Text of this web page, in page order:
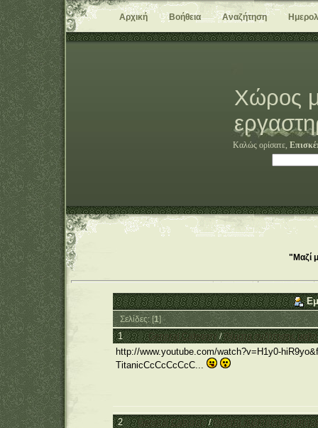
Αρχική Βοήθεια Αναζήτηση
Χώρος
Καλώς ορίσατε,
"Μαζί
Σελίδες: [1]
1 General Category/Θέματα συζήτησης
http://www.youtube.com/watch?v=H1y0-
TitanicCcCcCcCcC...
2 General Category/Θέματα συζήτησης